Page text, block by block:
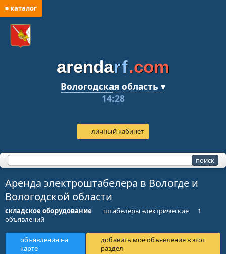
≡ каталог
arendarf.com
Вологодская область ▾
14:28
личный кабинет
Аренда электроштабелера в Вологде и
Вологодской области
складское оборудование штабелёры электрические
1
объявлений
объявления на
карте
добавить моё объявление в этот
раздел